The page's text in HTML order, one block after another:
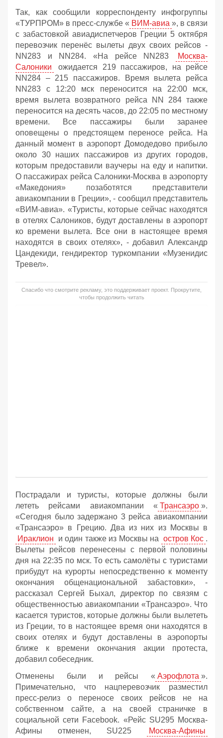
Так, как сообщили корреспонденту инфогруппы
«ТУРПРОМ» в пресс-службе « ВИМ-авиа », в связи
с забастовкой авиадиспетчеров Греции 5 октября
перевозчик перенёс вылеты двух своих рейсов -
NN283 и NN284. «На рейсе NN283
Москва-
Салоники
ожидается 219 пассажиров, на рейсе
NN284 – 215 пассажиров. Время вылета рейса
NN283 с 12:20 мск переносится на 22:00 мск,
время вылета возвратного рейса NN 284 также
переносится на десять часов, до 22:05 по местному
времени. Все пассажиры были заранее
оповещены о предстоящем переносе рейса. На
данный момент в аэропорт Домодедово прибыло
около 30 наших пассажиров из других городов,
которым предоставили ваучеры на еду и напитки.
О пассажирах рейса Салоники-Москва в аэропорту
«Македония» позаботятся представители
авиакомпании в Греции», - сообщил представитель
«ВИМ-авиа». «Туристы, которые сейчас находятся
в отелях Салоников, будут доставлены в аэропорт
ко времени вылета. Все они в настоящее время
находятся в своих отелях», - добавил Александр
Цандекиди, гендиректор туркомпании «Музенидис
Тревел».
Спасибо что смотрите рекламу, это поддерживает проект. Прокрутите,
чтобы продолжить читать
Пострадали и туристы, которые должны были
лететь рейсами авиакомпании « Трансаэро ».
«Сегодня было задержано 3 рейса авиакомпании
«Трансаэро» в Грецию. Два из них из Москвы в
Ираклион
и один также из Москвы на остров Кос .
Вылеты рейсов перенесены с первой половины
дня на 22:35 по мск. То есть самолёты с туристами
прибудут на курорты непосредственно к моменту
окончания общенациональной забастовки», -
рассказал Сергей Быхал, директор по связям с
общественностью авиакомпании «Трансаэро». Что
касается туристов, которые должны были вылететь
из Греции, то в настоящее время они находятся в
своих отелях и будут доставлены в аэропорты
ближе к времени окончания акции протеста,
добавил собеседник.
Отменены были и рейсы « Аэрофлота ».
Примечательно, что нацперевозчик разместил
пресс-релиз о переносе своих рейсов не на
собственном сайте, а на своей страничке в
социальной сети Facebook. «Рейс SU295 Москва-
Афины отменен, SU225
Москва-Афины